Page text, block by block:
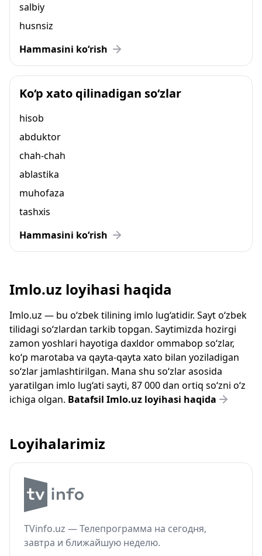
salbiy
husnsiz
Hammasini ko‘rish
Ko‘p xato qilinadigan so‘zlar
hisob
abduktor
chah-chah
ablastika
muhofaza
tashxis
Hammasini ko‘rish
Imlo.uz loyihasi haqida
Imlo.uz — bu o‘zbek tilining imlo lug‘atidir. Sayt o‘zbek
tilidagi so‘zlardan tarkib topgan. Saytimizda hozirgi
zamon yoshlari hayotiga daxldor ommabop so‘zlar,
ko‘p marotaba va qayta-qayta xato bilan yoziladigan
so‘zlar jamlashtirilgan. Mana shu so‘zlar asosida
yaratilgan imlo lug‘ati sayti, 87 000 dan ortiq so‘zni o‘z
ichiga olgan. Batafsil Imlo.uz loyihasi haqida
Loyihalarimiz
TVinfo.uz — Телепрограмма на сегодня,
завтра и ближайшую неделю.